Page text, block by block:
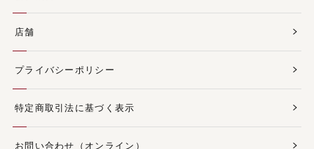
店舗
プライバシーポリシー
特定商取引法に基づく表示
お問い合わせ（オンライン）